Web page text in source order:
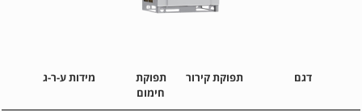
דגם תפוקת קירור
תפוקת
חימום
מידות ע-ר-ג